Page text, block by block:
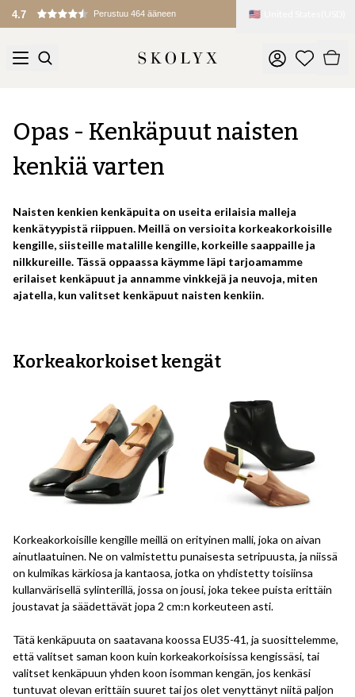
4.7 Perustuu 464 ääneen 🇺🇸
Opas - Kenkäpuut naisten
kenkiä varten
Naisten kenkien kenkäpuita on useita erilaisia malleja
kenkätyypistä riippuen. Meillä on versioita korkeakorkoisille
kengille, siisteille matalille kengille, korkeille saappaille ja
nilkkureille. Tässä oppaassa käymme läpi tarjoamamme
erilaiset kenkäpuut ja annamme vinkkejä ja neuvoja, miten
ajatella, kun valitset kenkäpuut naisten kenkiin.
Korkeakorkoiset kengät
Korkeakorkoisille kengille meillä on erityinen malli, joka on aivan
ainutlaatuinen. Ne on valmistettu punaisesta setripuusta, ja niissä
on kulmikas kärkiosa ja kantaosa, jotka on yhdistetty toisiinsa
kullanvärisellä sylinterillä, jossa on jousi, joka tekee puista erittäin
joustavat ja säädettävät jopa 2 cm:n korkeuteen asti.
Tätä kenkäpuuta on saatavana koossa EU35-41, ja suosittelemme,
että valitset saman koon kuin korkeakorkoisissa kengissäsi, tai
valitset kenkäpuun yhden koon isomman kengän, jos kenkäsi
tuntuvat olevan erittäin suuret tai jos olet venyttänyt niitä paljon